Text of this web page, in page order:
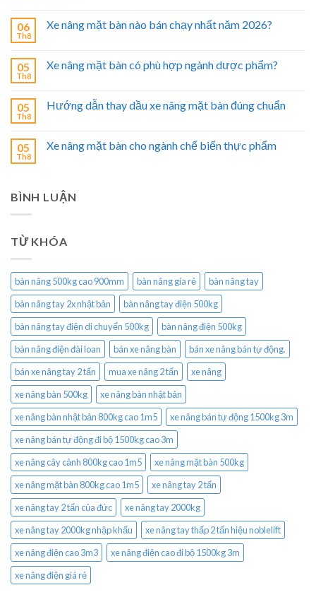
06
Th8
Xe nâng mặt bàn nào bán chạy nhất năm 2026?
05
Th8
Xe nâng mặt bàn có phù hợp ngành dược phẩm?
05
Th8
Hướng dẫn thay dầu xe nâng mặt bàn đúng chuẩn
05
Th8
Xe nâng mặt bàn cho ngành chế biến thực phẩm
BÌNH LUẬN
TỪ KHÓA
bàn nâng 500kg cao 900mm bàn nâng gía rẻ
bàn nâng tay
bàn nâng tay 2x nhật bản
bàn nâng tay điện 500kg
bàn nâng tay điện di chuyển 500kg
bàn nâng điện 500kg
bàn nâng điện đài loan
bán xe nâng bàn
bán xe nâng bán tự động.
bán xe nâng tay 2 tấn
mua xe nâng 2 tấn
xe nâng
xe nâng bàn 500kg
xe nâng bàn nhật bản
xe nâng bàn nhật bản 800kg cao 1m5
xe nâng bán tự động 1500kg 3m
xe nâng bán tự động đi bộ 1500kg cao 3m
xe nâng cây cảnh 800kg cao 1m5
xe nâng mặt bàn 500kg
xe nâng mặt bàn 800kg cao 1m5
xe nâng tay 2 tấn
xe nâng tay 2 tấn của đức
xe nâng tay 2000kg
xe nâng tay 2000kg nhập khẩu
xe nâng tay thấp 2 tấn hiệu noblelift
xe nâng điện cao 3m3
xe nâng điện cao đi bộ 1500kg 3m
xe nâng điện giá rẻ